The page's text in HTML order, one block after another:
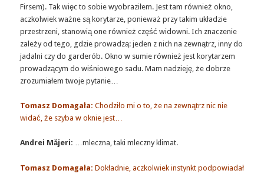
Firsem). Tak więc to sobie wyobraziłem. Jest tam również okno,
aczkolwiek ważne są korytarze, ponieważ przy takim układzie
przestrzeni, stanowią one również część widowni. Ich znaczenie
zależy od tego, gdzie prowadzą: jeden z nich na zewnątrz, inny do
jadalni czy do garderób. Okno w sumie również jest korytarzem
prowadzącym do wiśniowego sadu. Mam nadzieję, że dobrze
zrozumiałem twoje pytanie…
Tomasz Domagała: Chodziło mi o to, że na zewnątrz nic nie
widać, że szyba w oknie jest…
Andrei Măjeri: …mleczna, taki mleczny klimat.
Tomasz Domagała: Dokładnie, aczkolwiek instynkt podpowiadał